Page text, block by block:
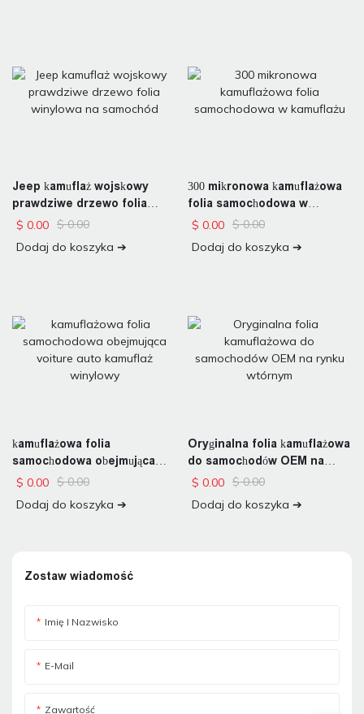
Jeep kamuflaż wojskowy
prawdziwe drzewo folia
winylowa na samochód
$ 0.00 $0.00
Dodaj do koszyka ➔
300 mikronowa kamuflażowa
folia samochodowa w
kamuflażu
$ 0.00 $0.00
Dodaj do koszyka ➔
kamuflażowa folia
samochodowa obejmująca
voiture auto kamuflaż
$ 0.00 $0.00
Dodaj do koszyka ➔
Oryginalna folia kamuflażowa
do samochodów OEM na
rynku wtórnym
$ 0.00 $0.00
Dodaj do koszyka ➔
Zostaw wiadomość
Imię I Nazwisko
E-Mail
Zawartość